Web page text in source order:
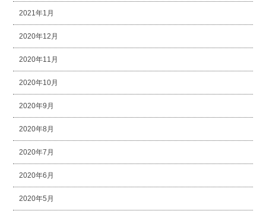
2021年1月
2020年12月
2020年11月
2020年10月
2020年9月
2020年8月
2020年7月
2020年6月
2020年5月